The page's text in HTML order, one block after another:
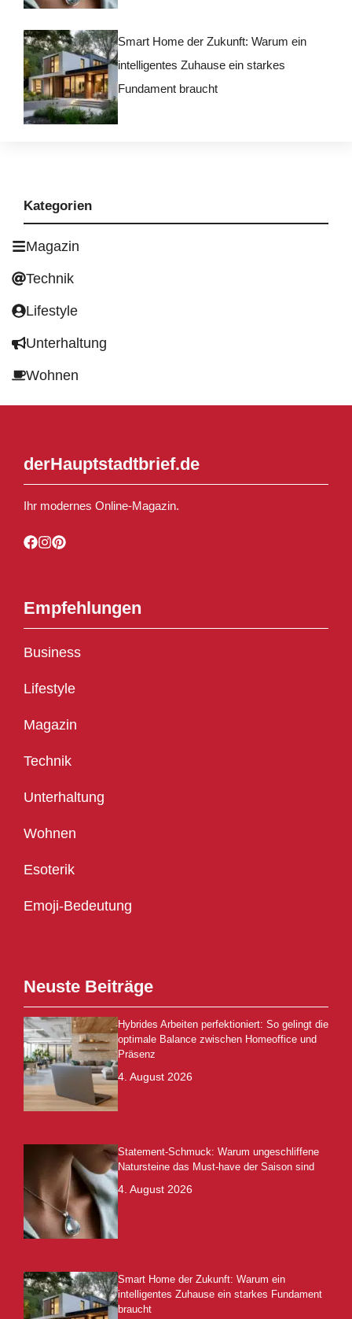
Smart Home der Zukunft: Warum ein
intelligentes Zuhause ein starkes
Fundament braucht
Kategorien
Magazin
Technik
Lifestyle
Unterhaltung
Wohnen
derHauptstadtbrief.de
Ihr modernes Online-Magazin.
Empfehlungen
Business
Lifestyle
Magazin
Technik
Unterhaltung
Wohnen
Esoterik
Emoji-Bedeutung
Neuste Beiträge
Hybrides Arbeiten perfektioniert: So gelingt die
optimale Balance zwischen Homeoffice und
Präsenz
4. August 2026
Statement-Schmuck: Warum ungeschliffene
Natursteine das Must-have der Saison sind
4. August 2026
Smart Home der Zukunft: Warum ein
intelligentes Zuhause ein starkes Fundament
braucht